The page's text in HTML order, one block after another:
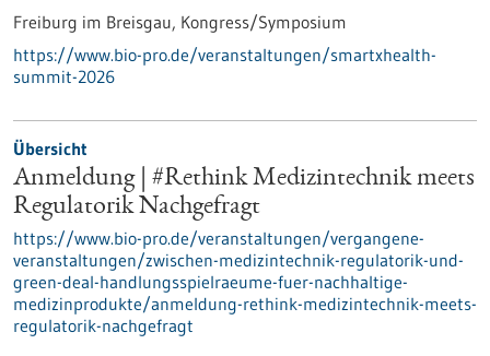
Freiburg im Breisgau, Kongress/Symposium
https://www.bio-pro.de/veranstaltungen/smartxhealth-
summit-2026
Übersicht
Anmeldung | #Rethink Medizintechnik meets
Regulatorik Nachgefragt
https://www.bio-pro.de/veranstaltungen/vergangene-
veranstaltungen/zwischen-medizintechnik-regulatorik-und-
green-deal-handlungsspielraeume-fuer-nachhaltige-
medizinprodukte/anmeldung-rethink-medizintechnik-meets-
regulatorik-nachgefragt